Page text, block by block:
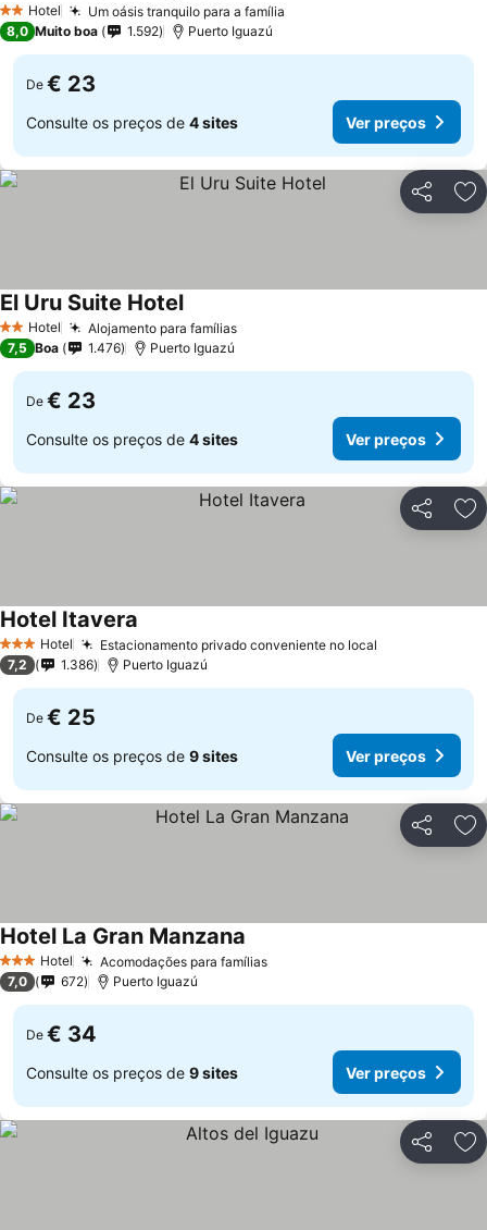
2 Estrelas
Hotel Um oásis tranquilo para a família
8,0 Muito boa 1.592 Puerto Iguazú
De € 23
Consulte os preços de 4 sites Ver preços
Partilhar
2 Estrelas
Hotel Alojamento para famílias
El Uru Suite Hotel
7,5 Boa 1.476 Puerto Iguazú
De € 23
Consulte os preços de 4 sites Ver preços
Partilhar
3 EstrelasHotel Estacionamento privado conveniente no local
Hotel Itavera
7,2 1.386 Puerto Iguazú
De € 25
Consulte os preços de 9 sites Ver preços
Partilhar
3 EstrelasHotel Acomodações para famílias
Hotel La Gran Manzana
7,0 672 Puerto Iguazú
De € 34
Consulte os preços de 9 sites Ver preços
Partilhar